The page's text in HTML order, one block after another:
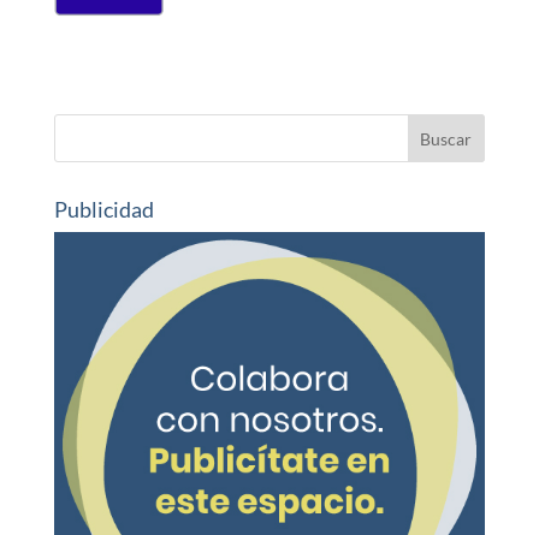
Publicidad